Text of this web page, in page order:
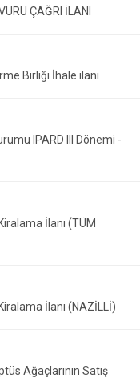
ÇAĞRI İLANI
Birliği İhale ilanı
IPARD III Dönemi -
İlanı (TÜM
İlanı (NAZİLLİ)
Ağaçlarının Satış